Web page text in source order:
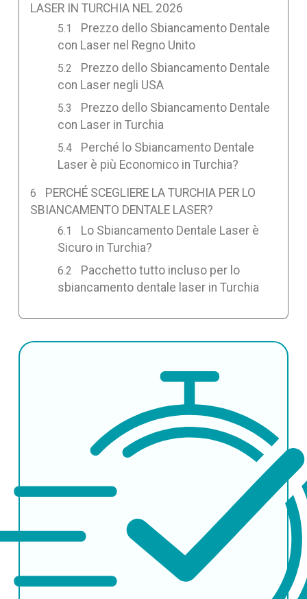
LASER IN TURCHIA NEL 2026
Prezzo dello Sbiancamento Dentale
con Laser nel Regno Unito
Prezzo dello Sbiancamento Dentale
con Laser negli USA
Prezzo dello Sbiancamento Dentale
con Laser in Turchia
Perché lo Sbiancamento Dentale
Laser è più Economico in Turchia?
PERCHÉ SCEGLIERE LA TURCHIA PER LO
SBIANCAMENTO DENTALE LASER?
Lo Sbiancamento Dentale Laser è
Sicuro in Turchia?
Pacchetto tutto incluso per lo
sbiancamento dentale laser in Turchia